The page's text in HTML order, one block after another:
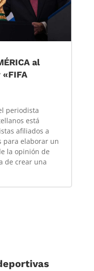
al
periodista
está
afiliados a
para elaborar un
la opinión de
de crear una